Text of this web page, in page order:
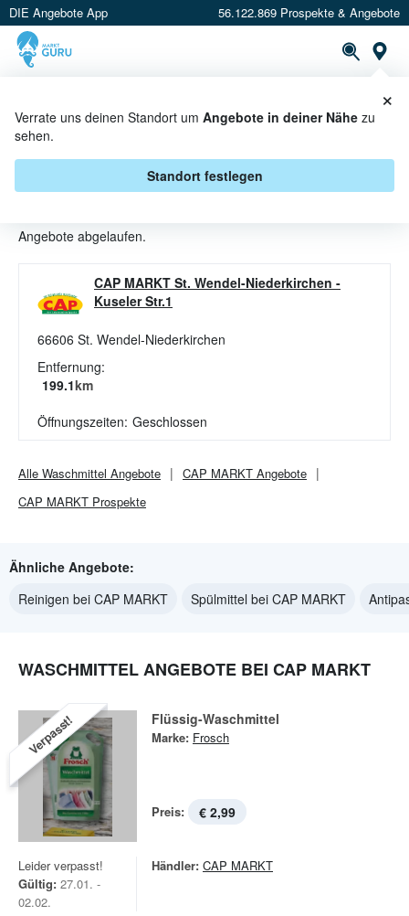
DIE Angebote App 56.122.869 Prospekte & Angebote
Verrate uns deinen Standort um Angebote in deiner Nähe zu
sehen.
Standort festlegen
×
WASCHMITTEL ANGEBOTE &
AKTIONEN BEI CAP MARKT
Angebote abgelaufen.
CAP MARKT St. Wendel-Niederkirchen -
Kuseler Str.1
66606 St. Wendel-Niederkirchen
Entfernung:
199.1km
Öffnungszeiten: Geschlossen
Alle Waschmittel Angebote CAP MARKT Angebote
CAP MARKT Prospekte
Ähnliche Angebote:
Reinigen bei CAP MARKT
Spülmittel bei CAP MARKT
WASCHMITTEL ANGEBOTE BEI CAP MARKT
Verpasst! Flüssig-Waschmittel
Marke: Frosch
Preis: € 2,99
Leider verpasst!
Gültig: 27.01. -
02.02.
Händler: CAP MARKT